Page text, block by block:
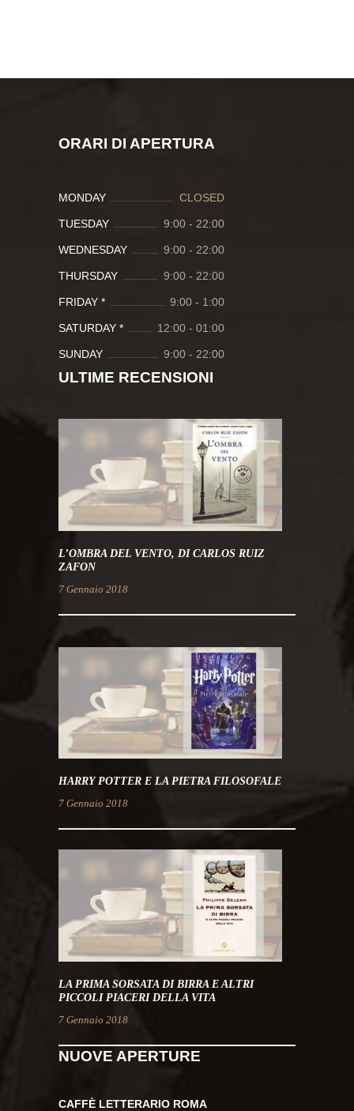
ORARI DI APERTURA
MONDAY CLOSED
TUESDAY 9:00 - 22:00
WEDNESDAY 9:00 - 22:00
THURSDAY 9:00 - 22:00
FRIDAY * 9:00 - 1:00
SATURDAY * 12:00 - 01:00
SUNDAY 9:00 - 22:00
ULTIME RECENSIONI
L’OMBRA DEL VENTO, DI CARLOS RUIZ
ZAFON
7 Gennaio 2018
HARRY POTTER E LA PIETRA FILOSOFALE
7 Gennaio 2018
LA PRIMA SORSATA DI BIRRA E ALTRI
PICCOLI PIACERI DELLA VITA
7 Gennaio 2018
NUOVE APERTURE
CAFFÈ LETTERARIO ROMA